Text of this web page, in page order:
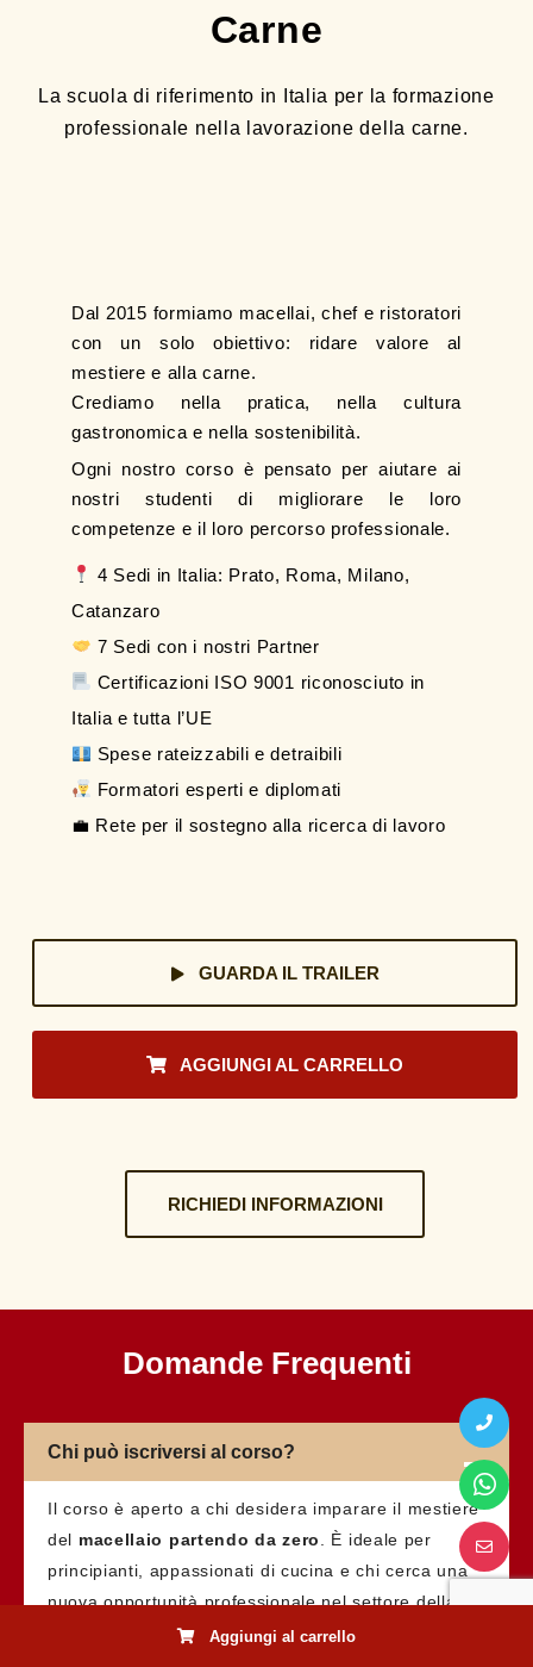
Carne
La scuola di riferimento in Italia per la formazione
professionale nella lavorazione della carne.
Dal 2015 formiamo macellai, chef e ristoratori
con un solo obiettivo: ridare valore al
mestiere e alla carne.
Crediamo nella pratica, nella cultura
gastronomica e nella sostenibilità.
Ogni nostro corso è pensato per aiutare ai
nostri studenti di migliorare le loro
competenze e il loro percorso professionale.
4 Sedi in Italia: Prato, Roma, Milano,
Catanzaro
7 Sedi con i nostri Partner
Certificazioni ISO 9001 riconosciuto in
Italia e tutta l’UE
Spese rateizzabili e detraibili
Formatori esperti e diplomati
💼 Rete per il sostegno alla ricerca di lavoro
GUARDA IL TRAILER
AGGIUNGI AL CARRELLO
RICHIEDI INFORMAZIONI
Aggiungi al carrello
Domande Frequenti
Chi può iscriversi al corso?
Il corso è aperto a chi desidera imparare il mestiere
del macellaio partendo da zero
. È ideale per
principianti, appassionati di cucina e chi cerca una
nuova opportunità professionale nel settore della